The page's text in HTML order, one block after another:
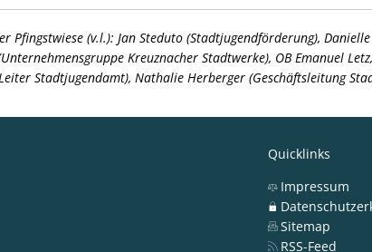
Pfingstwiese (v.l.): Jan Steduto (Stadtjugendförderung), Danielle
Kreuznacher Stadtwerke), OB Emanuel
Stadtjugendamt), Nathalie Herberger (Geschäftsleitung
Quicklinks
Impressum
Sitemap
RSS-Feed